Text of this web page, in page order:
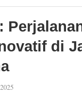
di